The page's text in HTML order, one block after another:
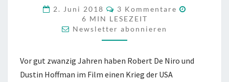
HORSE
2. Juni 2018 KOMMENTARE
3 Kommentare
6 MIN LESEZEIT
Newsletter abonnieren
Vor gut zwanzig Jahren haben Robert De Niro und
Dustin Hoffman im Film einen Krieg der USA